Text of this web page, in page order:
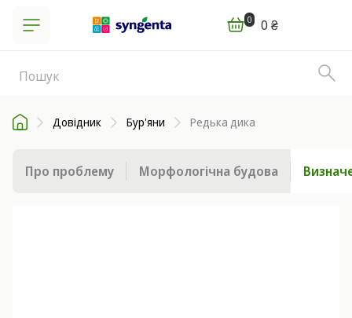
0 0 ₴
Довідник Бур'яни Редька дика
Про проблему Морфологічна будова